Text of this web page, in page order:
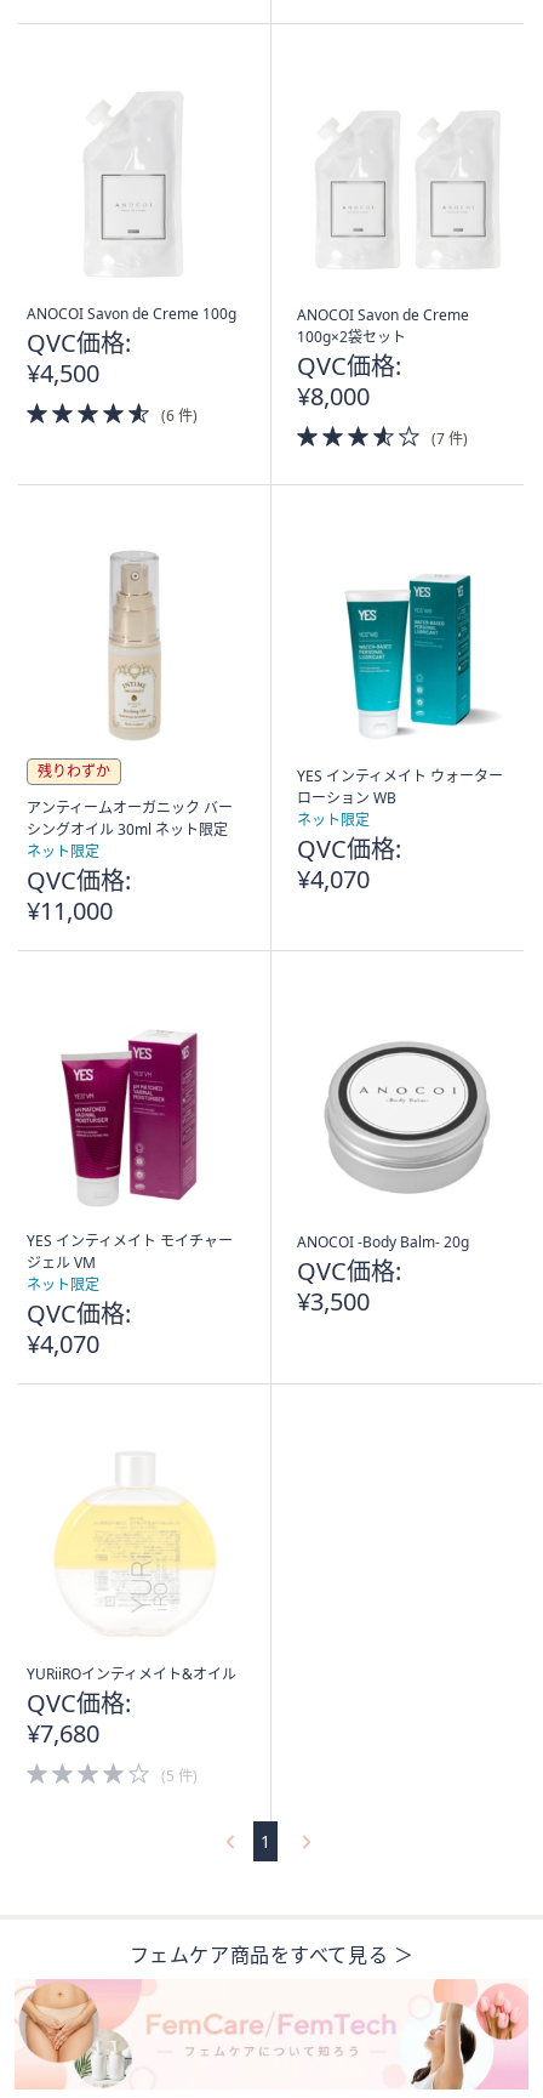
ANOCOI Savon de Creme 100g
QVC価格:
¥4,500
4.5
of
(6 件)
ANOCOI Savon de Creme
100g×2袋セット
QVC価格:
¥8,000
3.5
of
(7 件)
残りわずか
アンティームオーガニック バー
シングオイル 30ml ネット限定
ネット限定
QVC価格:
¥11,000
YES インティメイト ウォーター
ローション WB
ネット限定
QVC価格:
¥4,070
YES インティメイト モイチャー
ジェル VM
ネット限定
QVC価格:
¥4,070
ANOCOI -Body Balm- 20g
QVC価格:
¥3,500
YURiiROインティメイト&オイル
QVC価格:
¥7,680
4.0
of
(5 件)
1
フェムケア商品をすべて見る ＞